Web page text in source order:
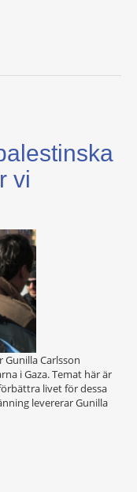
vi
Carlsson
i Gaza. Temat här är
livet för dessa
levererar Gunilla